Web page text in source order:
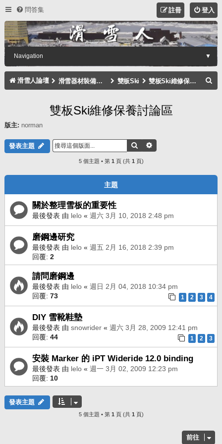
問答集 登入
註冊
Navigation ▼
滑雪人論壇 滑雪器材裝備討論區 雙板Ski 雙板Ski維修保養討論區
雙板Ski維修保養討論區
版主: norman
發表主題 搜尋
5 個主題 • 第 1 頁 (共 1 頁)
主題
關於整理雪板的重要性
最後發表 由 lelo « 週六 3月 10, 2018 2:48 pm
磨鋼邊研究
最後發表 由 lelo « 週五 2月 16, 2018 2:39 pm
回覆: 2
請問磨鋼邊
最後發表 由 lelo « 週日 2月 04, 2018 10:34 pm
回覆: 73 1 2 3 4
DIY 雪靴鞋墊
最後發表 由 snowrider « 週六 3月 28, 2009 12:41 pm
回覆: 44 1 2 3
安裝 Marker 的 iPT Wideride 12.0 binding
最後發表 由 lelo « 週一 3月 02, 2009 12:23 pm
回覆: 10
發表主題
5 個主題 • 第 1 頁 (共 1 頁)
前往